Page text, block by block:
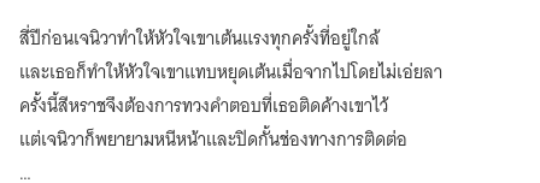
สี่ปีก่อนเจนิวาทำให้หัวใจเขาเต้นแรงทุกครั้งที่อยู่ใกล้
และเธอก็ทำให้หัวใจเขาแทบหยุดเต้นเมื่อจากไปโดยไม่เอ่ยลา
ครั้งนี้สีหราชจึงต้องการทวงคำตอบที่เธอติดค้างเขาไว้
แต่เจนิวาก็พยายามหนีหน้าและปิดกั้นช่องทางการติดต่อ